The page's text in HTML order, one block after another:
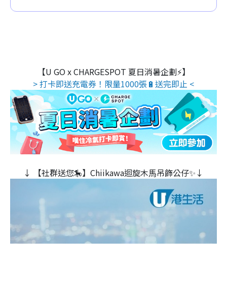
【U GO x CHARGESPOT 夏日消暑企劃⚡】
> 打卡即送充電券！限量1000張🔋送完即止 <
↓ 【社群送您🎠】Chiikawa迴旋木⾺吊飾公仔✨↓